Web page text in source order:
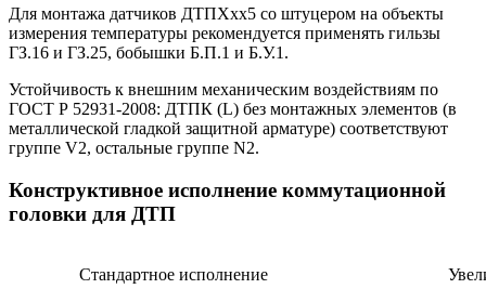
Для монтажа датчиков ДТПХхх5 со штуцером на объекты
измерения температуры рекомендуется применять гильзы
ГЗ.16 и ГЗ.25, бобышки Б.П.1 и Б.У.1.
Устойчивость к внешним механическим воздействиям по
ГОСТ Р 52931-2008: ДТПК (L) без монтажных элементов (в
металлической гладкой защитной арматуре) соответствуют
группе V2, остальные группе N2.
Конструктивное исполнение коммутационной
головки для ДТП
Стандартное исполнение